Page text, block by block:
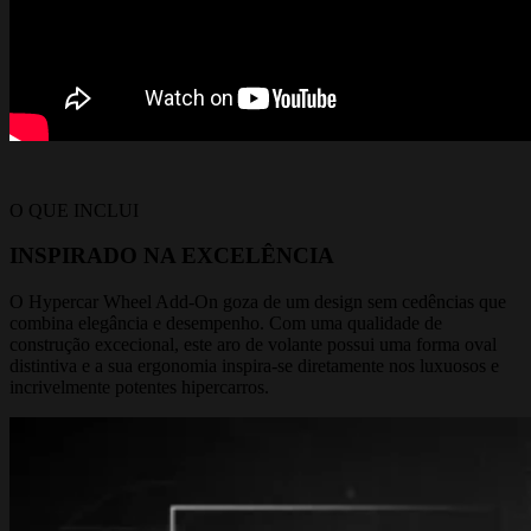
O QUE INCLUI
INSPIRADO NA EXCELÊNCIA
O Hypercar Wheel Add-On goza de um design sem cedências que
combina elegância e desempenho. Com uma qualidade de
construção excecional, este aro de volante possui uma forma oval
distintiva e a sua ergonomia inspira-se diretamente nos luxuosos e
incrivelmente potentes hipercarros.